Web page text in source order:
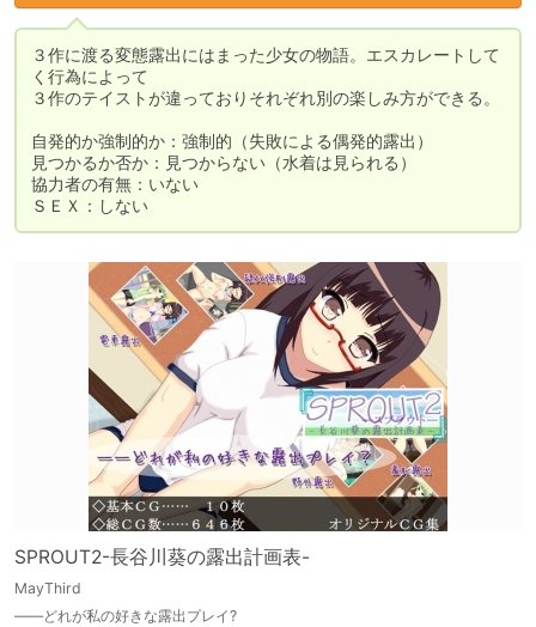
３作に渡る変態露出にはまった少女の物語。エスカレートして
く行為によって
３作のテイストが違っておりそれぞれ別の楽しみ方ができる。
自発的か強制的か：強制的（失敗による偶発的露出）
見つかるか否か：見つからない（水着は見られる）
協力者の有無：いない
ＳＥＸ：しない
SPROUT2-長谷川葵の露出計画表-
MayThird
――どれが私の好きな露出プレイ?